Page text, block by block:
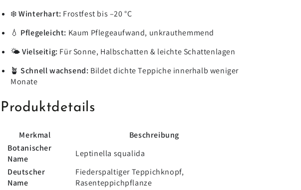
❄️Winterhart: Frostfest bis –20 °C
💧 Pflegeleicht: Kaum Pflegeaufwand, unkrauthemmend
🌤️Vielseitig: Für Sonne, Halbschatten & leichte Schattenlagen
🪴Schnell wachsend: Bildet dichte Teppiche innerhalb weniger
Monate
Produktdetails
Merkmal
Beschreibung
Botanischer
Name
Leptinella squalida
Deutscher
Name
Fiederspaltiger Teppichknopf,
Rasenteppichpflanze